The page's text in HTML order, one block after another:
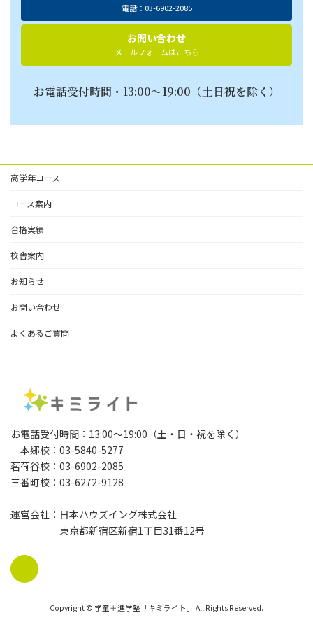
電話：03-6902-2085
お問い合わせ
メールフォームはこちら
お電話受付時間・13:00〜19:00（土日祝を除く）
高学年コース
コース案内
合格実績
校舎案内
お知らせ
お問い合わせ
よくあるご質問
お電話受付時間：13:00～19:00（土・日・祝を除く）
本郷校：03-5840-5277
茗荷谷校：03-6902-2085
三番町校：03-6272-9128
運営会社：日本ハウズイング株式会社
東京都新宿区新宿1丁目31番12号
Copyright © 学童＋進学塾「キミライト」 All Rights Reserved.